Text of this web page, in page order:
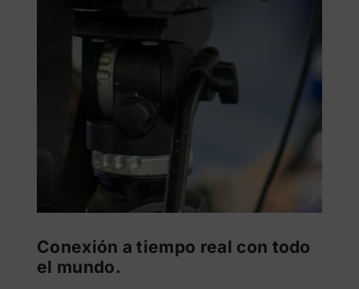
Conexión a tiempo real con todo
el mundo.